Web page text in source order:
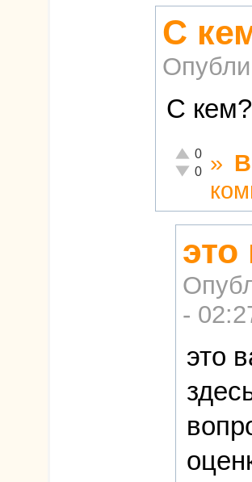
С
С кем?
Отлично!
0
Неадекватно!
0 »
-
это